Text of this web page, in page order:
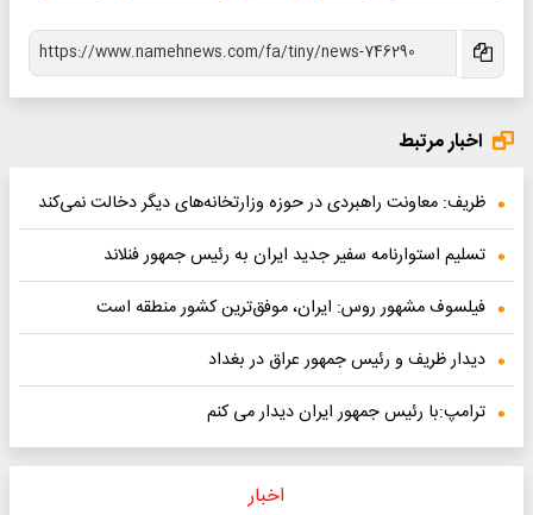
اخبار مرتبط
ظریف: معاونت راهبردی در حوزه وزارتخانه‌های دیگر دخالت نمی‌کند
تسلیم استوارنامه سفیر جدید ایران به رئیس جمهور فنلاند
فیلسوف مشهور روس: ایران، موفق‌ترین کشور منطقه است
دیدار ظریف و رئیس جمهور عراق در بغداد
ترامپ:با رئیس جمهور ایران دیدار می کنم
اخبار